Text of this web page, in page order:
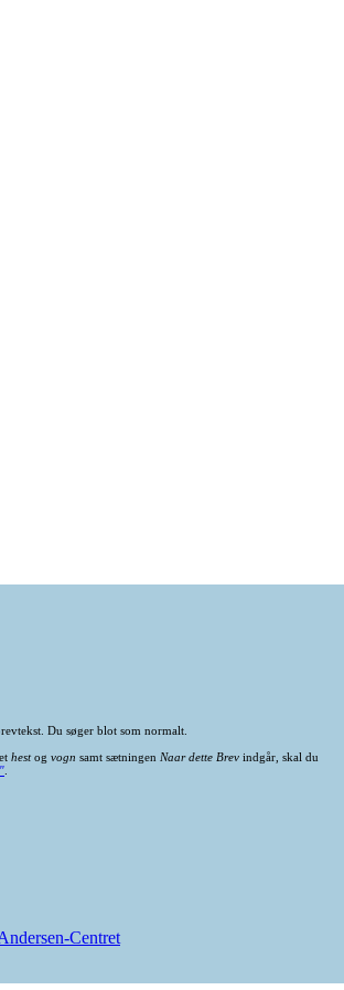
Du søger blot som normalt.
hestog vogn samt sætningen Naar dette Brevindgår, skal du
.
Centret